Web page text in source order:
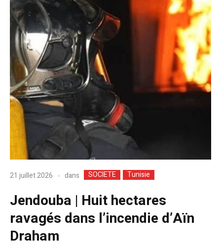
21 juillet 2026 dans SOCIETE Tunisie
Jendouba | Huit hectares
ravagés dans l’incendie d’Aïn
Draham